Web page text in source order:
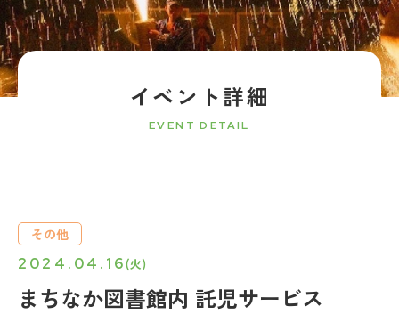
イベント詳細
EVENT DETAIL
まちなか図書館内 託児サービス
2024.04.16(火)
その他